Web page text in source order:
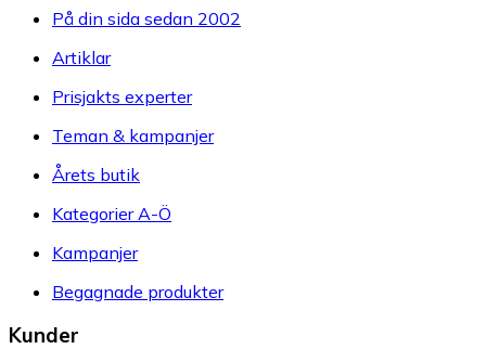
På din sida sedan 2002
Artiklar
Prisjakts experter
Teman & kampanjer
Årets butik
Kategorier A-Ö
Kampanjer
Begagnade produkter
Kunder